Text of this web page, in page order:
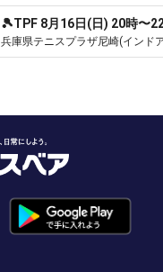
🎾TPF 8月16日(日) 20時〜
兵庫県テニスプラザ尼崎(インド